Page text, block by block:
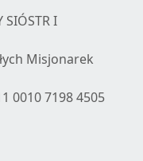
SIÓSTR I
Misjonarek
0010 7198 4505